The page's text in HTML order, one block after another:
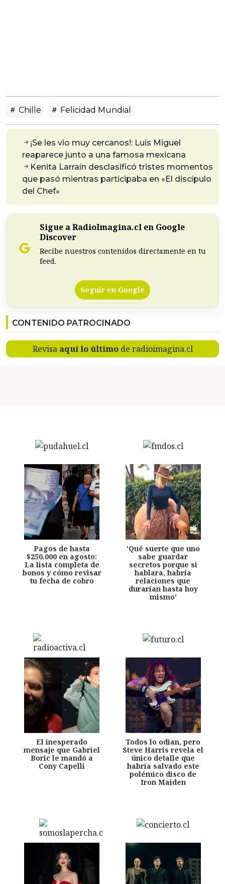
Chille Felicidad Mundial
¡Se les vio muy cercanos!: Luis Miguel
reaparece junto a una famosa mexicana
Kenita Larraín desclasificó tristes momentos
que pasó mientras participaba en «El discípulo
del Chef»
Sigue a RadioImagina.cl en Google
Discover
Recibe nuestros contenidos directamente en tu
feed.
Seguir en Google
CONTENIDO PATROCINADO
Revisa aquí lo últimode radioimagina.cl
Pagos de hasta
$250.000 en agosto:
La lista completa de
bonos y cómo revisar
tu fecha de cobro
'Qué suerte que uno
sabe guardar
secretos porque si
hablara, habría
relaciones que
durarían hasta hoy
mismo'
El inesperado
mensaje que Gabriel
Boric le mandó a
Cony Capelli
Todos lo odian, pero
Steve Harris revela el
único detalle que
habría salvado este
polémico disco de
Iron Maiden